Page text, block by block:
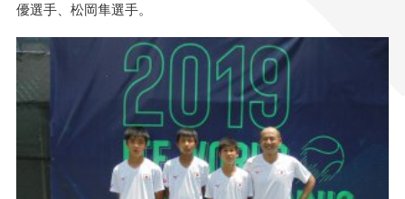
優選手、松岡隼選手。